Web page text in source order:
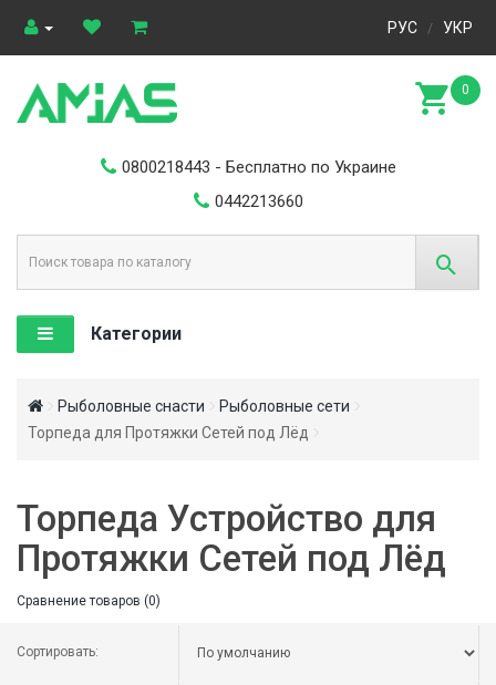
РУС / УКР
0800218443 - Бесплатно по Украине
0442213660
Категории
0
Рыболовные снасти
Рыболовные сети
Торпеда для Протяжки Сетей под Лёд
Торпеда Устройство для
Протяжки Сетей под Лёд
Сравнение товаров (0)
Сортировать: